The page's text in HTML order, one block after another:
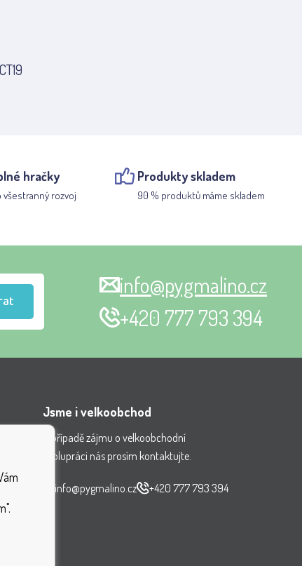
hračky
všestranný rozvoj
Produkty skladem
90 % produktů máme skladem
info@pygmalino.cz
+420 777 793 394
Jsme i velkoobchod
V případě zájmu o velkoobchodní
spolupráci nás prosím kontaktujte.
info@pygmalino.cz +420 777 793 394